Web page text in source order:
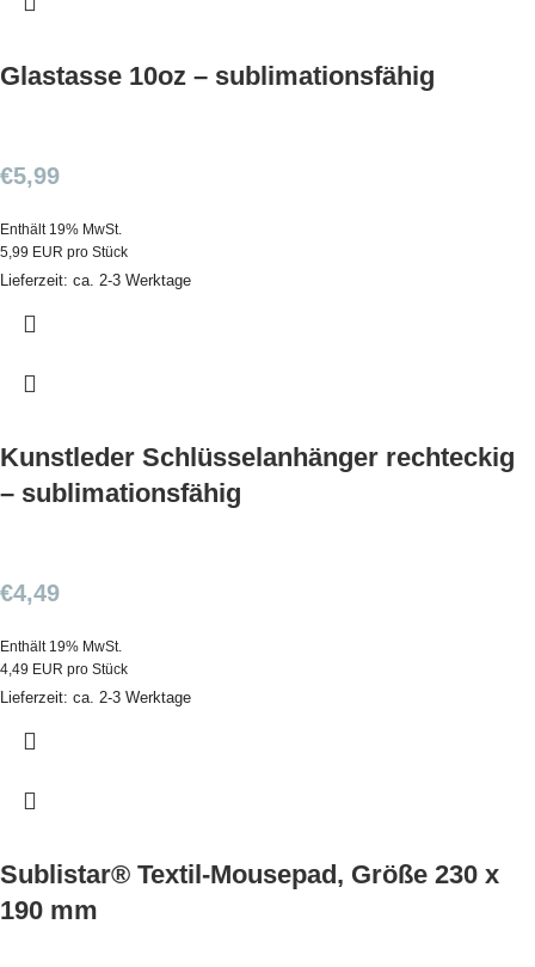
Glastasse 10oz – sublimationsfähig
€5,99
Enthält 19% MwSt.
5,99 EUR pro Stück
Lieferzeit: ca. 2-3 Werktage
Kunstleder Schlüsselanhänger rechteckig
– sublimationsfähig
€4,49
Enthält 19% MwSt.
4,49 EUR pro Stück
Lieferzeit: ca. 2-3 Werktage
Sublistar® Textil-Mousepad, Größe 230 x
190 mm